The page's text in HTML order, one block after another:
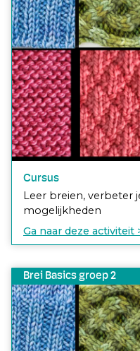
Cursus
Leer breien, verbeter
mogelijkheden
Ga naar deze activiteit
Brei Basics groep 2